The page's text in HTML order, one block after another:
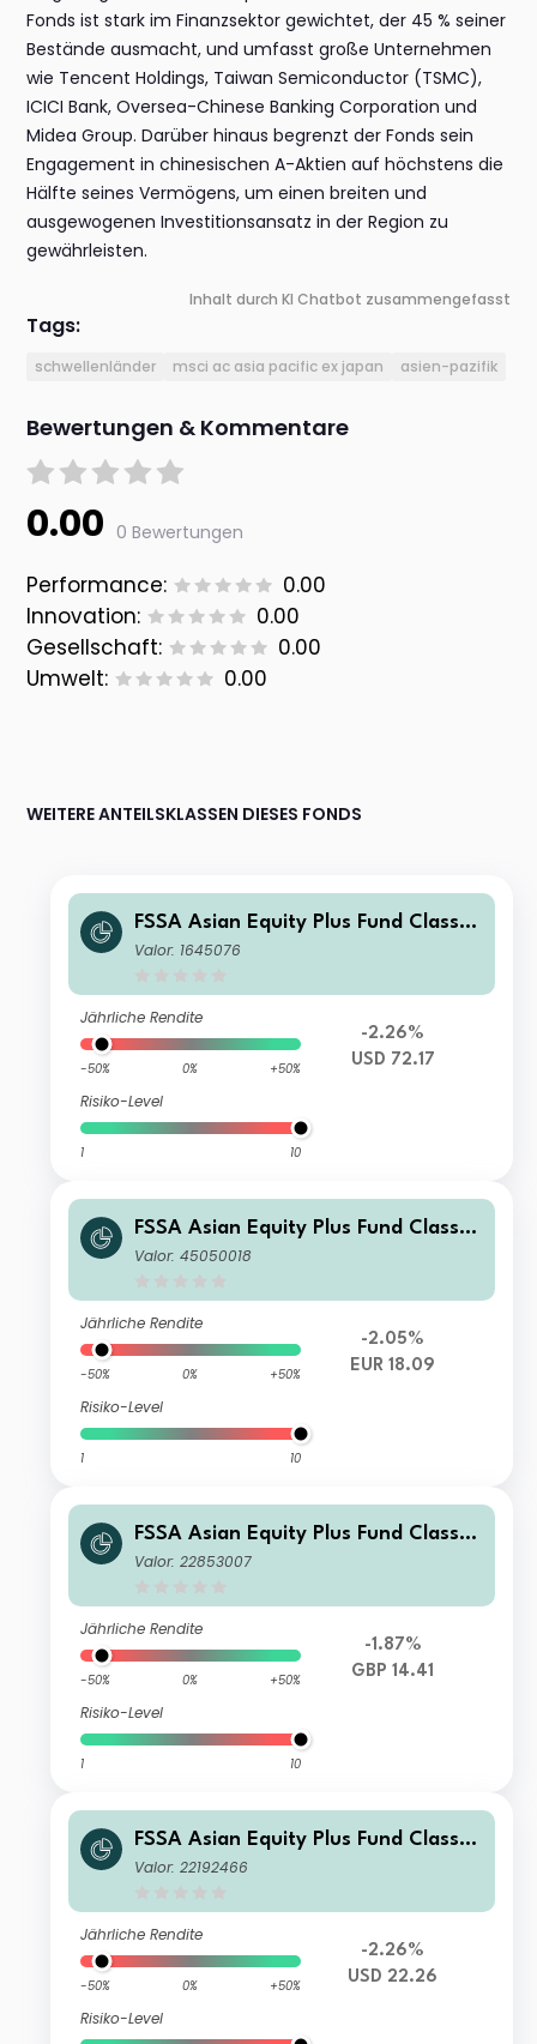
Fonds ist stark im Finanzsektor gewichtet, der 45 % seiner
Bestände ausmacht, und umfasst große Unternehmen
wie Tencent Holdings, Taiwan Semiconductor (TSMC),
ICICI Bank, Oversea-Chinese Banking Corporation und
Midea Group. Darüber hinaus begrenzt der Fonds sein
Engagement in chinesischen A-Aktien auf höchstens die
Hälfte seines Vermögens, um einen breiten und
ausgewogenen Investitionsansatz in der Region zu
gewährleisten.
Inhalt durch KI Chatbot zusammengefasst
Tags:
schwellenländer msci ac asia pacific ex japan asien-pazifik
Bewertungen & Kommentare
0.00 0 Bewertungen
Performance:
0.00
Innovation:
0.00
Gesellschaft:
0.00
Umwelt:
0.00
WEITERE ANTEILSKLASSEN DIESES FONDS
FSSA Asian Equity Plus Fund Class I
(Distributing) USD
Valor: 1645076
Jährliche Rendite
-50% 0% +50%
Risiko-Level
1 10
-2.26%
USD 72.17
FSSA Asian Equity Plus Fund Class V
I (Accumulation) EUR
Valor: 45050018
Jährliche Rendite
-50% 0% +50%
Risiko-Level
1 10
-2.05%
EUR 18.09
FSSA Asian Equity Plus Fund Class II
I (Accumulation) GBP
Valor: 22853007
Jährliche Rendite
-50% 0% +50%
Risiko-Level
1 10
-1.87%
GBP 14.41
FSSA Asian Equity Plus Fund Class II
I (Distributing) USD
Valor: 22192466
Jährliche Rendite
-50% 0% +50%
Risiko-Level
-2.26%
USD 22.26